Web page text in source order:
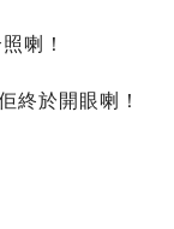
喇！
終於開眼喇！